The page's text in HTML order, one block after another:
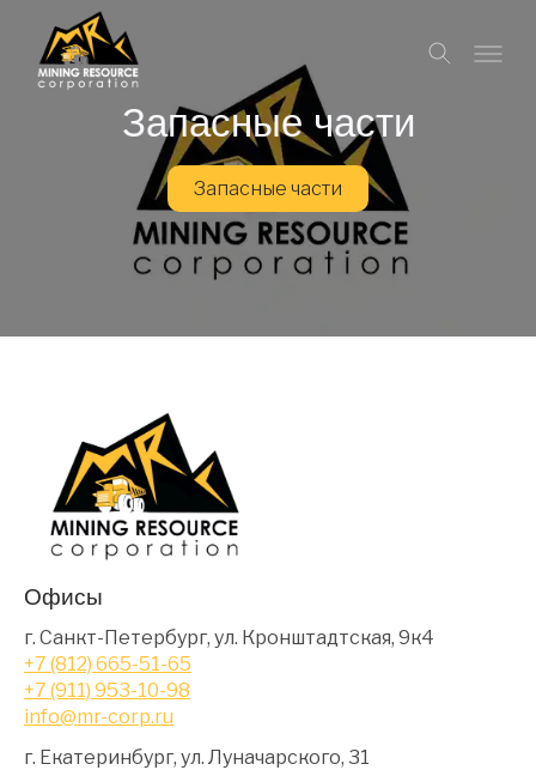
Запасные части
Запасные части
Офисы
г. Санкт-Петербург, ул. Кронштадтская, 9к4
+7 (812) 665-51-65
+7 (911) 953-10-98
info@mr-corp.ru
г. Екатеринбург, ул. Луначарского, 31